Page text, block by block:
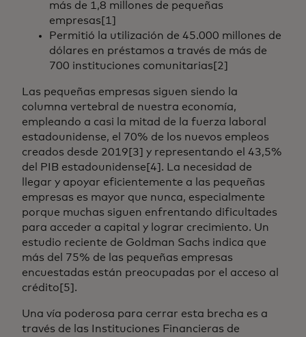
más de 1,8 millones de pequeñas
empresas[1]
Permitió la utilización de 45.000 millones de
dólares en préstamos a través de más de
700 instituciones comunitarias[2]
Las pequeñas empresas siguen siendo la
columna vertebral de nuestra economía,
empleando a casi la mitad de la fuerza laboral
estadounidense, el 70% de los nuevos empleos
creados desde 2019[3] y representando el 43,5%
del PIB estadounidense[4]. La necesidad de
llegar y apoyar eficientemente a las pequeñas
empresas es mayor que nunca, especialmente
porque muchas siguen enfrentando dificultades
para acceder a capital y lograr crecimiento. Un
estudio reciente de Goldman Sachs indica que
más del 75% de las pequeñas empresas
encuestadas están preocupadas por el acceso al
crédito[5].
Una vía poderosa para cerrar esta brecha es a
través de las Instituciones Financieras de